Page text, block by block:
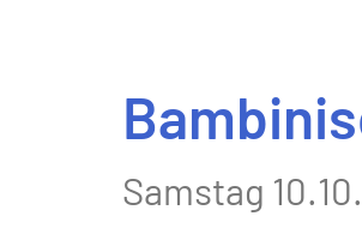
Samstag